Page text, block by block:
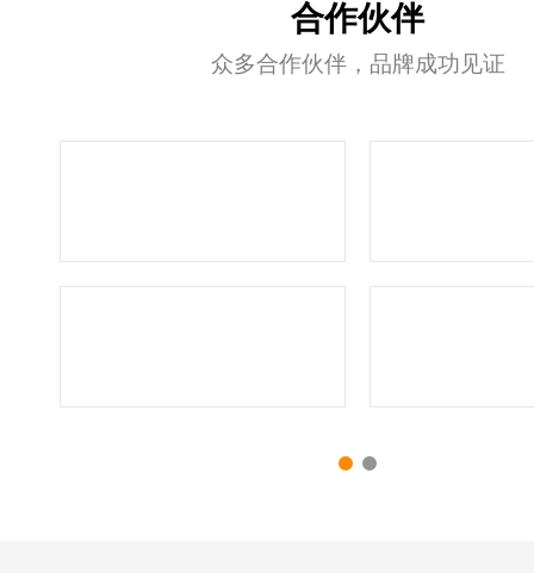
合作伙伴
众多合作伙伴，品牌成功见证